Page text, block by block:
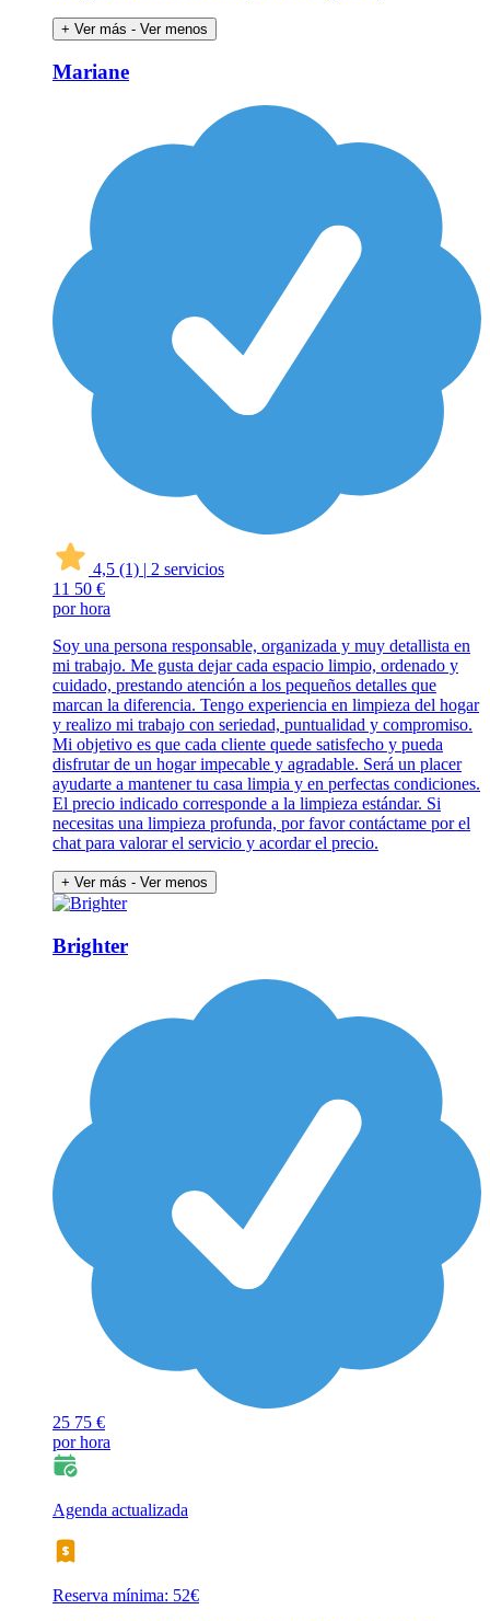
+ Ver más - Ver menos
Mariane
4,5 (1) | 2 servicios
11 50 €
por hora
Soy una persona responsable, organizada y muy detallista en
mi trabajo. Me gusta dejar cada espacio limpio, ordenado y
cuidado, prestando atención a los pequeños detalles que
marcan la diferencia. Tengo experiencia en limpieza del hogar
y realizo mi trabajo con seriedad, puntualidad y compromiso.
Mi objetivo es que cada cliente quede satisfecho y pueda
disfrutar de un hogar impecable y agradable. Será un placer
ayudarte a mantener tu casa limpia y en perfectas condiciones.
El precio indicado corresponde a la limpieza estándar. Si
necesitas una limpieza profunda, por favor contáctame por el
chat para valorar el servicio y acordar el precio.
+ Ver más - Ver menos
Brighter
25 75 €
por hora
Agenda actualizada
Reserva mínima: 52€